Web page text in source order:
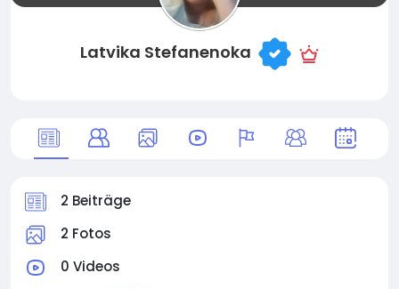
Latvika Stefanenoka
2 Beiträge
2 Fotos
0 Videos